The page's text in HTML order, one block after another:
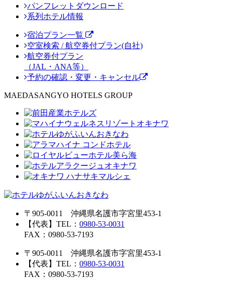
パンフレットダウンロード
系列ホテル情報
宿泊プラン一覧
空室検索 / 航空券付プラン(自社)
航空券付プラン
（JAL・ANA等）
予約の確認・変更・キャンセル
MAEDASANGYO HOTELS GROUP
〒905-0011 沖縄県名護市字宮里453-1
【代表】TEL： 0980-53-0031
FAX：0980-53-7193
〒905-0011 沖縄県名護市字宮里453-1
【代表】TEL： 0980-53-0031
FAX：0980-53-7193